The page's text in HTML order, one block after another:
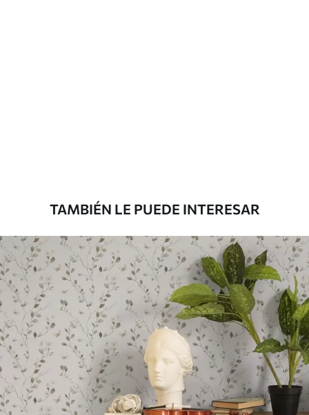
/m²
Premium
56.6734 .00€ /m²
Vinilo Premium
65.0039 .00 /m²
TAMBIÉN LE PUEDE INTERESAR